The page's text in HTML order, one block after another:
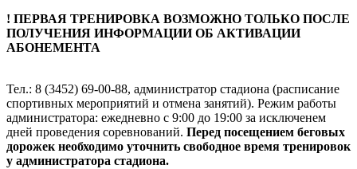
! ПЕРВАЯ ТРЕНИРОВКА ВОЗМОЖНО ТОЛЬКО ПОСЛЕ
ПОЛУЧЕНИЯ ИНФОРМАЦИИ ОБ АКТИВАЦИИ
АБОНЕМЕНТА
Тел.: 8 (3452) 69-00-88, администратор стадиона (расписание
спортивных мероприятий и отмена занятий). Режим работы
администратора: ежедневно с 9:00 до 19:00 за исключенем
дней проведения соревнований. Перед посещением беговых
дорожек необходимо уточнить свободное время тренировок
у администратора стадиона.